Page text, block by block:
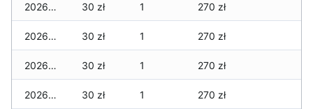
2026-04-30 30 zł 1 270 zł
2026-04-29 30 zł 1 270 zł
2026-04-28 30 zł 1 270 zł
2026-04-27 30 zł 1 270 zł